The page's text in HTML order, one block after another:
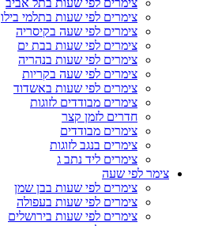
צימרים לפי שעות בתל אביב
צימרים לפי שעות בתלמי בילו
צימרים לפי שעה בקיסריה
צימרים לפי שעות בבת ים
צימרים לפי שעות בנהריה
צימרים לפי שעה בקריות
צימרים לפי שעות באשדוד
צימרים מבודדים לזוגות
חדרים לזמן קצר
צימרים מבודדים
צימרים בנגב לזוגות
צימרים ליד נתב ג
צימר לפי שעה
צימרים לפי שעות בבן שמן
צימרים לפי שעות בעפולה
צימרים לפי שעות בירושלים